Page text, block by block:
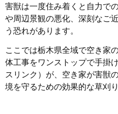
害獣は一度住み着くと自力で
や周辺景観の悪化、深刻なご
う恐れがあります。
ここでは栃木県全域で空き家
体工事をワンストップで手掛
スリンク）が、空き家が害獣
境を守るための効果的な草刈